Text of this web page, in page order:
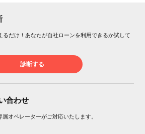
るだけ！あなたが自社ローンを利用できるか試して
診断する
合わせ
オペレーターがご対応いたします。